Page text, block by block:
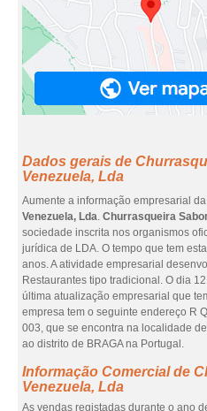
Dados gerais de
Venezuela, Lda
Aumente a informação empresarial da
Venezuela, Lda. Churrasqueira
sociedade inscrita nos organismos
jurídica de LDA. O tempo que tem
anos. A atividade empresarial
Restaurantes tipo tradicional. O dia
última atualização empresarial que
empresa tem o seguinte endereço R
003, que se encontra na localidade
ao distrito de BRAGA na Portugal.
Informação Comercial de
Venezuela, Lda
As vendas registadas durante o ano